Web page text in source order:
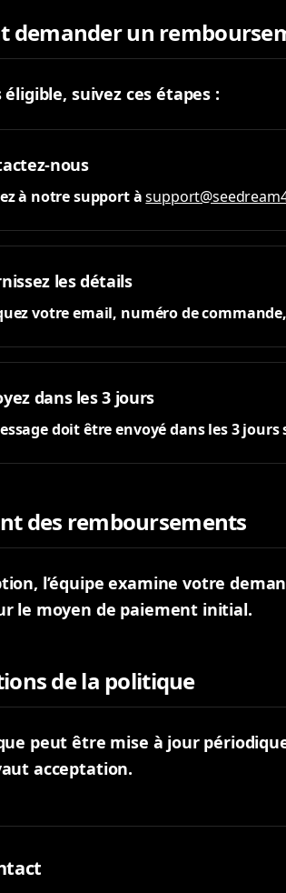
demander un
éligible, suivez ces étapes :
nous
à notre support à
les détails
votre email, numéro de
dans les 3 jours
doit être envoyé dans les 3 jours
des remboursements
l’équipe examine votre
le moyen de paiement initial.
de la politique
peut être mise à jour
acceptation.